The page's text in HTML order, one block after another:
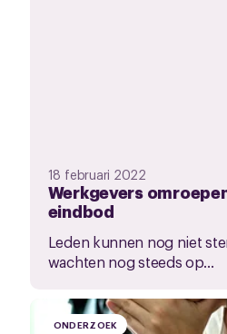
18 februari 2022
Werkgevers
eindbod
Leden kunnen nog niet
wachten nog steeds op...
ONDERZOEK